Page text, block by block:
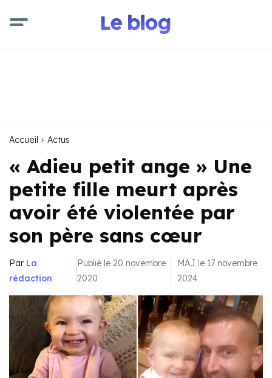
Accueil Actus
« Adieu petit ange » Une
petite fille meurt après
avoir été violentée par
son père sans cœur
Par La
rédaction
Publié le 20 novembre
2020
MAJ le 17 novembre
2024